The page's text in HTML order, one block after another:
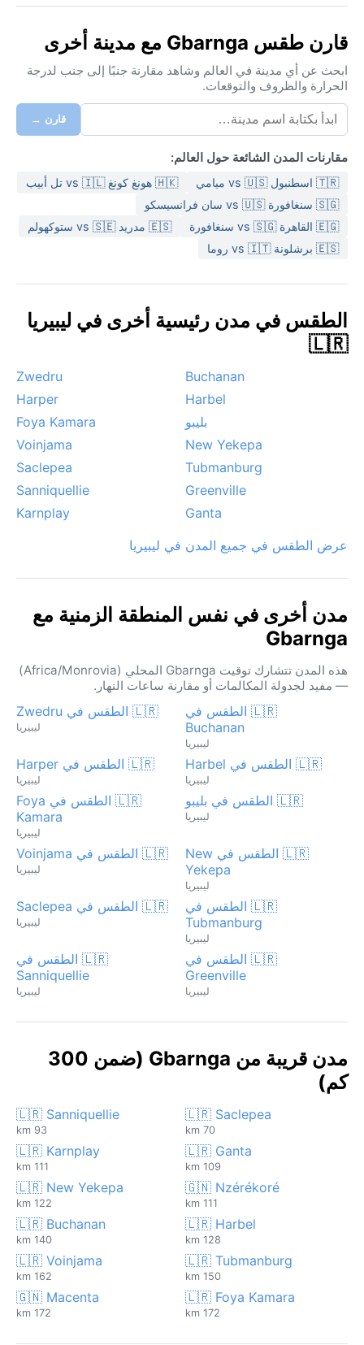
تمطر السماء بغزارة من مايو إلى أكتوبر، وتصل معدلات
الهطول إلى أكثر من 3000 ملم سنوياً. الصيف مطير ورطب،
(نوفمبر إلى أبريل) أكثر جفافاً لكنه لا يزال دافئاً ورطباً نسبياً.
الرطوبة مرتفعة على مدار العام، لذا يُنصح بحمل ملابس
المقاومة للماء ضرورية خلال موسم الأمطار حيث تتحول
الطرق الترابية إلى وحل كثيف.
أفضل وقت لزيارة غبارنغا مناخياً هو من ديسمبر إلى مارس،
حين تقل الأمطار وتكون السماء صافية معظم الأيام. لكن حتى
في هذا الموسم، تبقى الرطوبة ملحوظة. الظاهرة الجوية الأبرز
متكررة، وقد تؤدي إلى فيضانات مفاجئة في الأودية المنخفضة.
لا تشهد المدينة أعاصير أو ضباباً متكرراً، لكن الغبار الخفيف قد
يظهر في ذروة الجفاف.
قارن طقس Gbarnga مع مدينة أخرى
ابحث عن أي مدينة في العالم وشاهد مقارنة جنبًا إلى جنب لدرجة
الحرارة والظروف والتوقعات.
قارن →
مقارنات المدن الشائعة حول العالم:
🇹🇷 اسطنبول vs 🇺🇸 ميامي
🇭🇰 هونغ كونغ vs 🇮🇱 تل أبيب
🇸🇬 سنغافورة vs 🇺🇸 سان فرانسيسكو
🇪🇬 القاهرة vs 🇸🇬 سنغافورة
🇪🇸 مدريد vs 🇸🇪 ستوكهولم
🇪🇸 برشلونة vs 🇮🇹 روما
الطقس في مدن رئيسية أخرى في ليبيريا
🇱🇷
Buchanan
Zwedru
Harbel
Harper
بليبو
Foya Kamara
New Yekepa
Voinjama
Tubmanburg
Saclepea
Greenville
Sanniquellie
Ganta
Karnplay
عرض الطقس في جميع المدن في ليبيريا
مدن أخرى في نفس المنطقة الزمنية مع
Gbarnga
هذه المدن تتشارك توقيت Gbarnga المحلي (Africa/Monrovia)
— مفيد لجدولة المكالمات أو مقارنة ساعات النهار.
🇱🇷 الطقس في
Buchanan
ليبيريا
🇱🇷 الطقس في Zwedru
ليبيريا
🇱🇷 الطقس في Harbel
ليبيريا
🇱🇷 الطقس في Harper
ليبيريا
🇱🇷 الطقس في بليبو
ليبيريا
🇱🇷 الطقس في Foya
Kamara
ليبيريا
🇱🇷 الطقس في New
Yekepa
ليبيريا
🇱🇷 الطقس في Voinjama
ليبيريا
🇱🇷 الطقس في
Tubmanburg
ليبيريا
🇱🇷 الطقس في Saclepea
ليبيريا
🇱🇷 الطقس في
Greenville
ليبيريا
🇱🇷 الطقس في
Sanniquellie
ليبيريا
مدن قريبة من Gbarnga (ضمن 300
كم)
🇱🇷 Saclepea
70 km
🇱🇷 Sanniquellie
93 km
🇱🇷 Ganta
109 km
🇱🇷 Karnplay
111 km
🇬🇳 Nzérékoré
111 km
🇱🇷 New Yekepa
122 km
🇱🇷 Harbel
128 km
🇱🇷 Buchanan
140 km
🇱🇷 Tubmanburg
150 km
🇱🇷 Voinjama
162 km
🇱🇷 Foya Kamara
172 km
🇬🇳 Macenta
172 km